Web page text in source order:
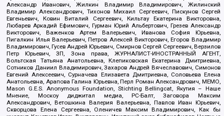
Александр Иванович, Жилкин Владимир Владимирович, Жилинский
Владимир Александрович, Тихонов Михаил Сергеевич, Пискунов Сергей
Евгеньевич, Ковин Виталий Сергеевич, Кильтау Екатерина Викторовна,
Любарев Аркадий Ефимович, Гурман Юрий Альбертович, Грезев Александр
Викторович, Важенков Артем Валерьевич, Иванова София Юрьевна,
Пигалкин Илья Валерьевич, Петров Алексей Викторович, Егоров Владимир
Владимирович, Гусев Андрей Юрьевич, Смирнов Сергей Сергеевич, Верзилов
Петр Юрьевич, ЗП, Зона права, ЖУРНАЛИСТ-ИНОСТРАННЫЙ АГЕНТ,
Вольтская Татьяна Анатольевна, Клепиковская Екатерина Дмитриевна,
Сотников Даниил Владимирович, Захаров Андрей Вячеславович, Симонов
Евгений Алексеевич, Сурначева Елизавета Дмитриевна, Соловьева Елена
Анатольевна, Арапова Галина Юрьевна, Перл Роман Александрович, МЕМО,
Mason G.E.S. Anonymous Foundation, Stichting Bellingcat, Якутия – Наше
Мнение, Москоу диджитал медиа, РС-Балт, Заговора Максим
Александрович, Ветошкина Валерия Валерьевна, Павлов Иван Юрьевич,
Скворцова Елена Сергеевна, Оленичев Максим Владимирович, Как бы